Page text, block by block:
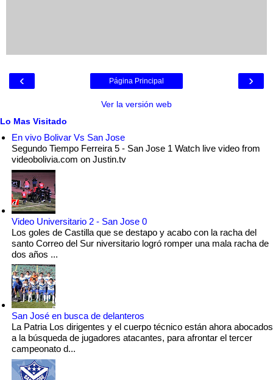
‹ ›
Página Principal
Ver la versión web
Lo Mas Visitado
En vivo Bolivar Vs San Jose
Segundo Tiempo Ferreira 5 - San Jose 1 Watch live video from
videobolivia.com on Justin.tv
Video Universitario 2 - San Jose 0
Los goles de Castilla que se destapo y acabo con la racha del
santo Correo del Sur niversitario logró romper una mala racha de
dos años ...
San José en busca de delanteros
La Patria Los dirigentes y el cuerpo técnico están ahora abocados
a la búsqueda de jugadores atacantes, para afrontar el tercer
campeonato d...